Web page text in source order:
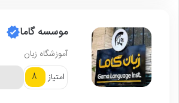
موسسه گاما
آموزشگاه زبان
امتیاز
8